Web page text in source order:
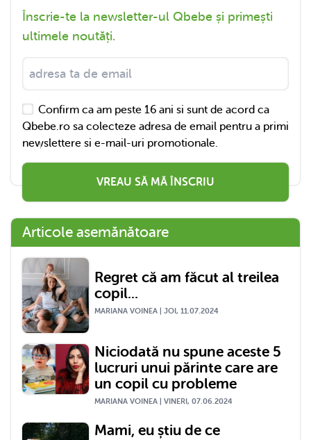
Înscrie-te la newsletter-ul Qbebe și primești
ultimele noutăți.
Confirm ca am peste 16 ani si sunt de acord ca
Qbebe.ro sa colecteze adresa de email pentru a primi
newslettere si e-mail-uri promotionale.
VREAU SĂ MĂ ÎNSCRIU
Articole asemănătoare
Regret că am făcut al treilea
copil...
MARIANA VOINEA | JOI, 11.07.2024
Niciodată nu spune aceste 5
lucruri unui părinte care are
un copil cu probleme
MARIANA VOINEA | VINERI, 07.06.2024
Mami, eu știu de ce